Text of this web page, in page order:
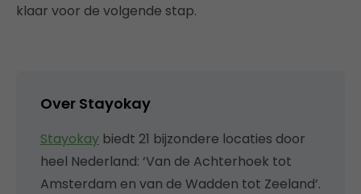
klaar voor de volgende stap.
Over Stayokay
Stayokay biedt 21 bijzondere locaties door
heel Nederland: ‘Van de Achterhoek tot
Amsterdam en van de Wadden tot Zeeland’.